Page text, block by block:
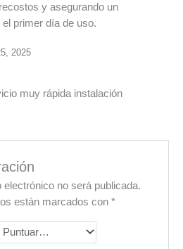
y asegurando un
primer día de uso.
2025
muy rápida instalación
electrónico no será publicada.
están marcados con*